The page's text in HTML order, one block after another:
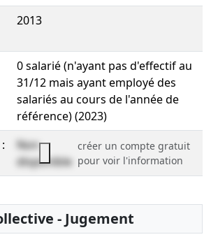
2013
0 salarié (n'ayant pas d'effectif au
31/12 mais ayant employé des
salariés au cours de l'année de
référence) (2023)
Non
disponible
créer un compte gratuit
pour voir l'information
- Jugement